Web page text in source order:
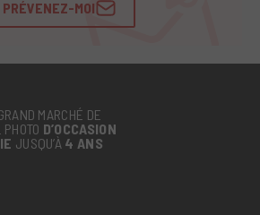
PRÉVENEZ-MOI
MARCHÉ DE
D’OCCASION
JUSQU’À 4 ANS